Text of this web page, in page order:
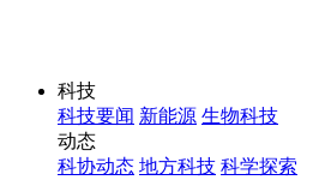
科技
科技要闻 新能源 生物科技
动态
科协动态 地方科技 科学探索